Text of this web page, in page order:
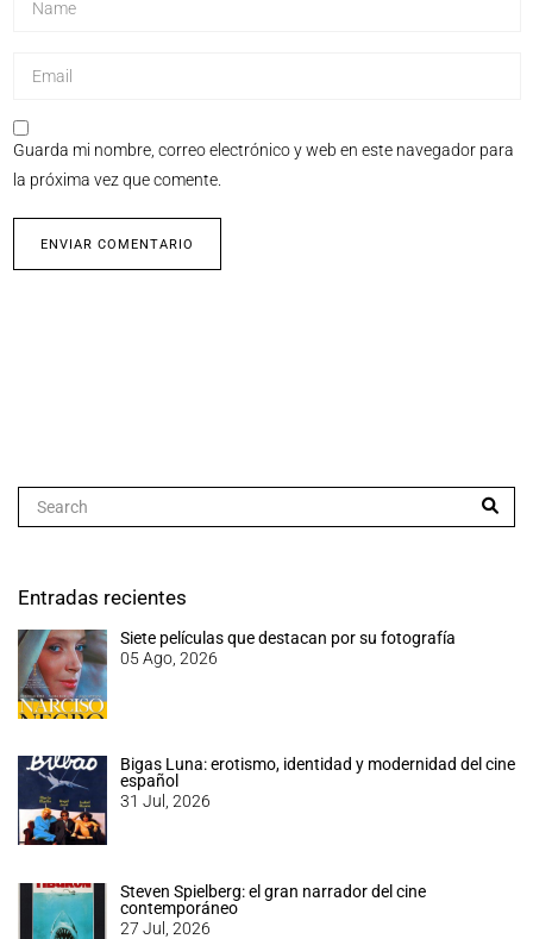
Guarda mi nombre, correo electrónico y web en este navegador para
la próxima vez que comente.
Entradas recientes
Siete películas que destacan por su fotografía
05 Ago, 2026
Bigas Luna: erotismo, identidad y modernidad del cine
español
31 Jul, 2026
Steven Spielberg: el gran narrador del cine
contemporáneo
27 Jul, 2026